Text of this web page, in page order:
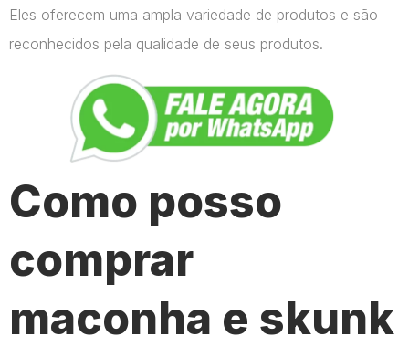
Eles oferecem uma ampla variedade de produtos e são
reconhecidos pela qualidade de seus produtos.
Como posso
comprar
maconha e skunk